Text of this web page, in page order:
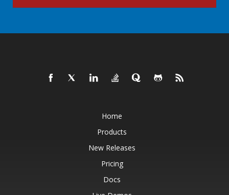
Home
Products
New Releases
Pricing
Docs